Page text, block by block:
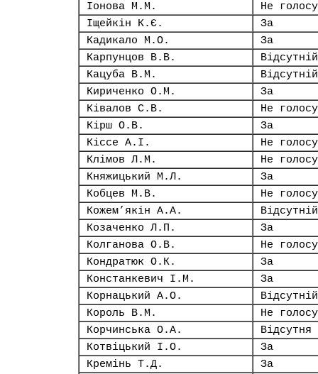
Іонова М.М.
Не
Іщейкін К.Є.
За
Кадикало М.О.
За
Карпунцов В.В.
Відсутній
Кацуба В.М.
Відсутній
Кириченко О.М.
За
Ківалов С.В.
Не
Кірш О.В.
За
Кіссе А.І.
Не
Клімов Л.М.
Не
Княжицький М.Л.
За
Кобцев М.В.
Не
Кожем’якін А.А.
Відсутній
Козаченко Л.П.
За
Колганова О.В.
Не
Кондратюк О.К.
За
Констанкевич І.М.
За
Корнацький А.О.
Відсутній
Король В.М.
Не
Корчинська О.А.
Відсутня
Котвіцький І.О.
За
Кремінь Т.Д.
За